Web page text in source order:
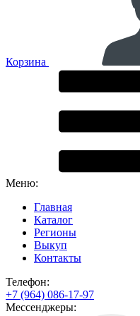
Корзина
Меню:
Главная
Каталог
Регионы
Выкуп
Контакты
Телефон:
+7 (964) 086-17-97
Мессенджеры: